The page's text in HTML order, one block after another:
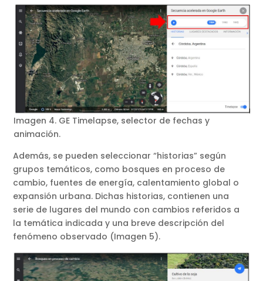
Imagen 4. GE Timelapse, selector de fechas y
animación.
Además, se pueden seleccionar “historias” según
grupos temáticos, como bosques en proceso de
cambio, fuentes de energía, calentamiento global o
expansión urbana. Dichas historias, contienen una
serie de lugares del mundo con cambios referidos a
la temática indicada y una breve descripción del
fenómeno observado (Imagen 5).